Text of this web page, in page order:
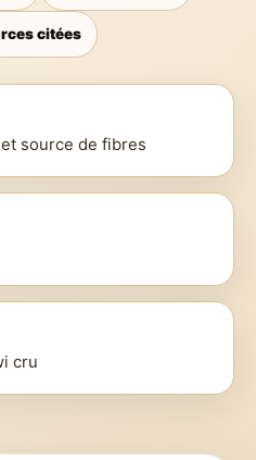
citées
source de fibres
cru